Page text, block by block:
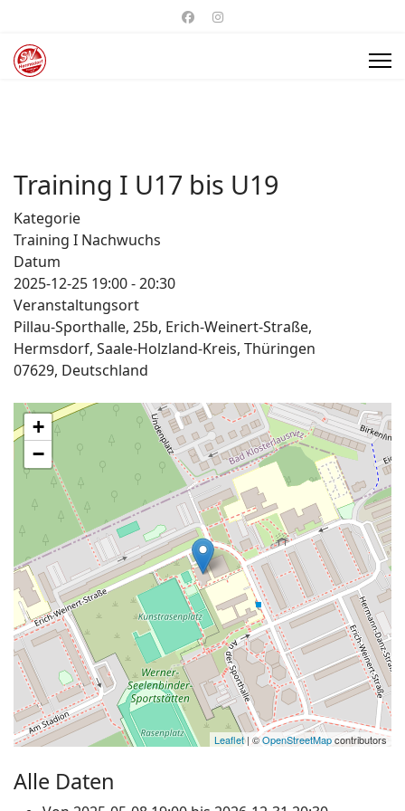
Training I U17 bis U19
Kategorie
Training I Nachwuchs
Datum
2025-12-25 19:00-20:30
Veranstaltungsort
Pillau-Sporthalle, 25b, Erich-Weinert-Straße,
Hermsdorf, Saale-Holzland-Kreis, Thüringen
07629, Deutschland
+
−
Leaflet| ©OpenStreetMapcontributors
Alle Daten